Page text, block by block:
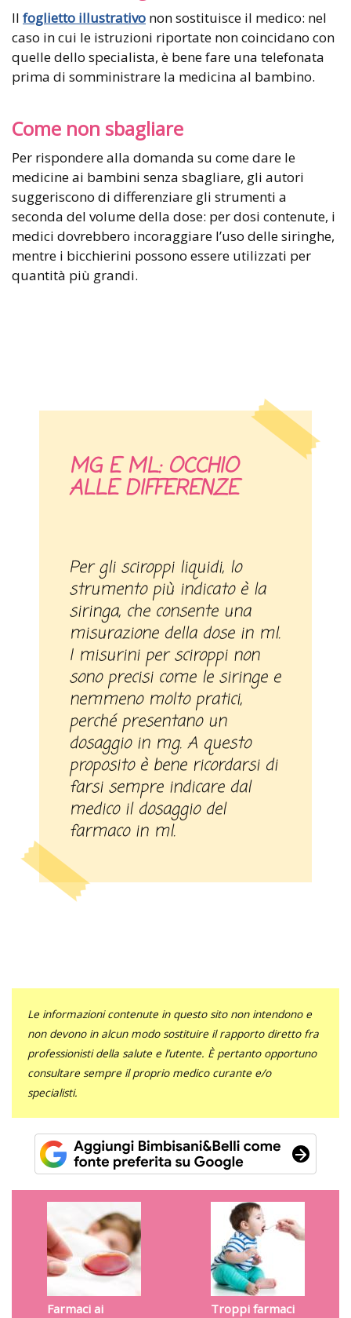
Il foglietto illustrativo non sostituisce il medico: nel
caso in cui le istruzioni riportate non coincidano con
quelle dello specialista, è bene fare una telefonata
prima di somministrare la medicina al bambino.
Come non sbagliare
Per rispondere alla domanda su come dare le
medicine ai bambini senza sbagliare, gli autori
suggeriscono di differenziare gli strumenti a
seconda del volume della dose: per dosi contenute, i
medici dovrebbero incoraggiare l’uso delle siringhe,
mentre i bicchierini possono essere utilizzati per
quantità più grandi.
MG E ML: OCCHIO
ALLE DIFFERENZE
Per gli sciroppi liquidi, lo
strumento più indicato è la
siringa, che consente una
misurazione della dose in ml.
I misurini per sciroppi non
sono precisi come le siringe e
nemmeno molto pratici,
perché presentano un
dosaggio in mg. A questo
proposito è bene ricordarsi di
farsi sempre indicare dal
medico il dosaggio del
farmaco in ml.
Le informazioni contenute in questo sito non intendono e
non devono in alcun modo sostituire il rapporto diretto fra
professionisti della salute e l’utente. È pertanto opportuno
consultare sempre il proprio medico curante e/o
specialisti.
Farmaci ai
Troppi farmaci